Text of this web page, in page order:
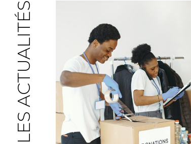
LES ACTUALITÉS